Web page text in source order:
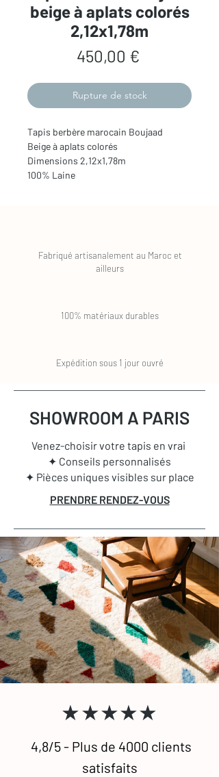
beige à aplats colorés
2,12x1,78m
450,00 €Prix
Rupture de stock
Tapis berbère marocain Boujaad
Beige à aplats colorés
Dimensions 2,12x1,78m
100% Laine
Fabriqué artisanalement au Maroc et
ailleurs
100% matériaux durables
Expédition sous 1 jour ouvré
SHOWROOM A PARIS
Venez-choisir votre tapis en vrai
✦ Conseils personnalisés
✦ Pièces uniques visibles sur place
PRENDRE RENDEZ-VOUS
★★★★★
4,8/5 - Plus de 4000 clients
satisfaits